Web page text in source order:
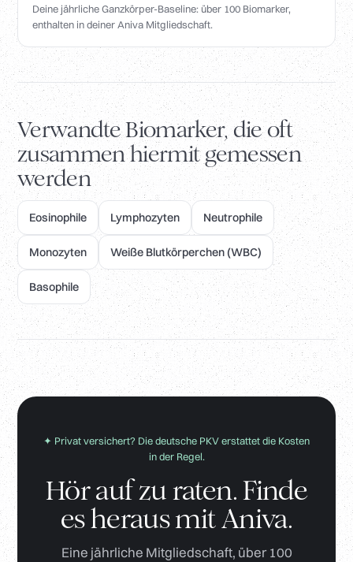
Deine jährliche Ganzkörper-Baseline: über 100 Biomarker,
enthalten in deiner Aniva Mitgliedschaft.
Verwandte Biomarker, die oft
zusammen hiermit gemessen
werden
Eosinophile Lymphozyten Neutrophile
Monozyten Weiße Blutkörperchen (WBC)
Basophile
✦ Privat versichert? Die deutsche PKV erstattet die Kosten
in der Regel.
Hör auf zu raten. Finde
es heraus mit Aniva.
Eine jährliche Mitgliedschaft, über 100